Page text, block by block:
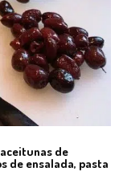
de
de ensalada, pasta